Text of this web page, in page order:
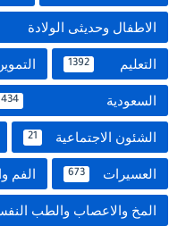
الاطفال وحديثى الولادة
التعليم 1392
السعودية 434
الشئون الاجتماعية 21
العسيرات 673 الفم
المخ والاعصاب والطب